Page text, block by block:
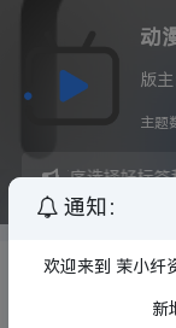
动
版主
主题
须按顺序选择好标签
主发行方： 全部
HBO
通知：
欢迎来到 茉小纤
新